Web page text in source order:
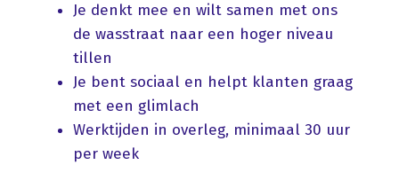
Je denkt mee en wilt samen met ons
de wasstraat naar een hoger niveau
tillen
Je bent sociaal en helpt klanten graag
met een glimlach
Werktijden in overleg, minimaal 30 uur
per week